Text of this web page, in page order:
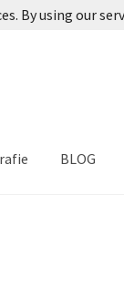
BLOG
By using our